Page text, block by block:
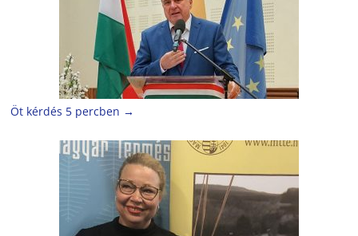
Öt kérdés 5 percben →